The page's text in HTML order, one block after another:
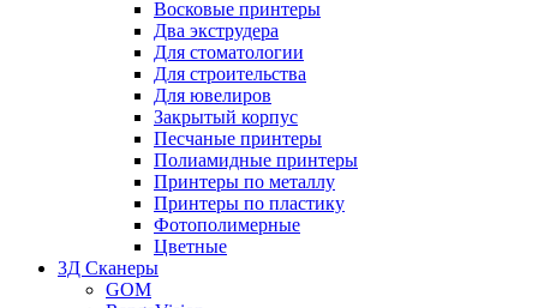
Восковые принтеры
Два экструдера
Для стоматологии
Для строительства
Для ювелиров
Закрытый корпус
Песчаные принтеры
Полиамидные принтеры
Принтеры по металлу
Принтеры по пластику
Фотополимерные
Цветные
3Д Сканеры
GOM